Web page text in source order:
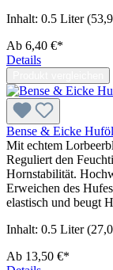
Inhalt: 0.5 Liter
Ab 6,40 €*
Details
Bense & Eicke Huföl
Mit echtem
Reguliert den
Hornstabilität.
Erweichen des
elastisch und beugt
Inhalt: 0.5 Liter
Ab 13,50 €*